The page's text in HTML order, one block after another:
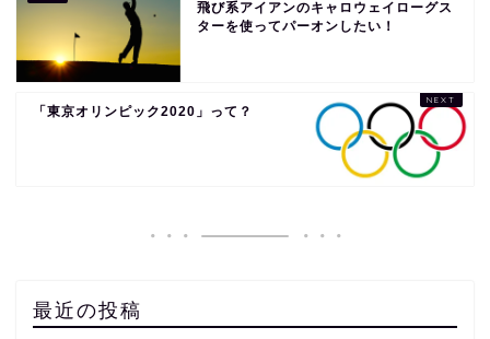
飛び系アイアンのキャロウェイローグス
ターを使ってパーオンしたい！
「東京オリンピック2020」って？
最近の投稿